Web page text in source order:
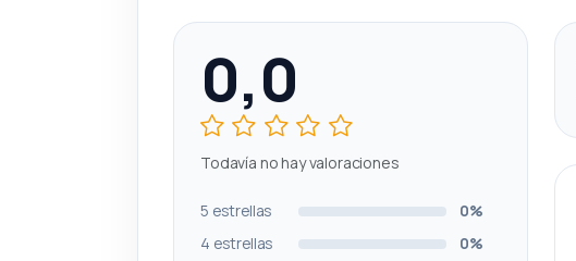
0,0
Todavía no hay valoraciones
5 estrellas
0%
4 estrellas
0%